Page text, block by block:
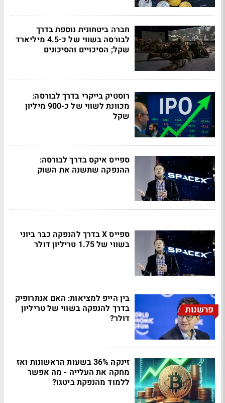
חברה ביטחונית נוספת בדרך
לבורסה בשווי של כ-4.5 מיליארד
שקל; הסיכויים והסיכונים
רוסטיק בייקרי בדרך לבורסה:
מכוונת לשווי של כ-900 מיליון
שקל
ספייס איקס בדרך לבורסה:
ההנפקה שתשנה את השוק
ספייס X בדרך להנפקה כבר ביוני
בשווי של 1.75 טריליון דולר
פרשנות
בין הייפ למציאות: האם אנתרופיק
בדרך להנפקה בשווי של טריליון
דולר?
זינקה 36% בשעות הראשונות ואז
מחקה את העלייה - מה אפשר
ללמוד מהנפקת ביטגו?